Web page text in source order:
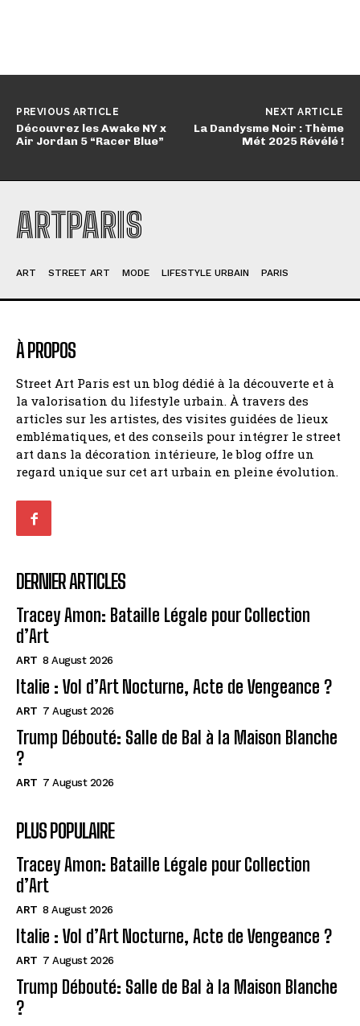
PREVIOUS ARTICLE
Découvrez les Awake NY x
Air Jordan 5 “Racer Blue”
NEXT ARTICLE
La Dandysme Noir : Thème
Mét 2025 Révélé !
ARTPARIS
ART STREET ART MODE LIFESTYLE URBAIN PARIS
À PROPOS
Street Art Paris est un blog dédié à la découverte et à
la valorisation du lifestyle urbain. À travers des
articles sur les artistes, des visites guidées de lieux
emblématiques, et des conseils pour intégrer le street
art dans la décoration intérieure, le blog offre un
regard unique sur cet art urbain en pleine évolution.
DERNIER ARTICLES
Tracey Amon: Bataille Légale pour Collection
d’Art
ART 8 August 2026
Italie : Vol d’Art Nocturne, Acte de Vengeance ?
ART 7 August 2026
Trump Débouté: Salle de Bal à la Maison Blanche
?
ART 7 August 2026
PLUS POPULAIRE
Tracey Amon: Bataille Légale pour Collection
d’Art
ART 8 August 2026
Italie : Vol d’Art Nocturne, Acte de Vengeance ?
ART 7 August 2026
Trump Débouté: Salle de Bal à la Maison Blanche
?